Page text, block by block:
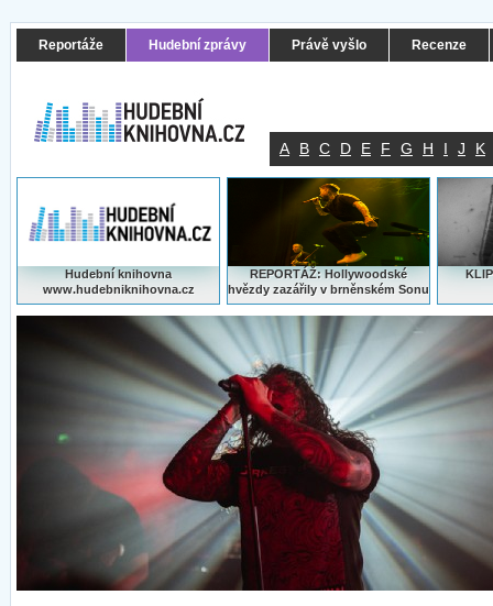
Reportáže Hudební zprávy Právě vyšlo Recenze
A B C D E F G H I J K
Hudební knihovna
www.hudebniknihovna.cz
REPORTÁŽ: Hollywoodské
hvězdy zazářily v brněnském Sonu